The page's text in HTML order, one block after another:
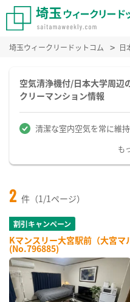
埼玉ウィークリードットコム 日
空気清浄機付/日本大学周辺
クリーマンション情報
清潔な室内空気を常に維持
も
2 件（1/1ページ）
割引キャンペーン
Kマンスリー大宮駅前（大宮マ
(No.796885)